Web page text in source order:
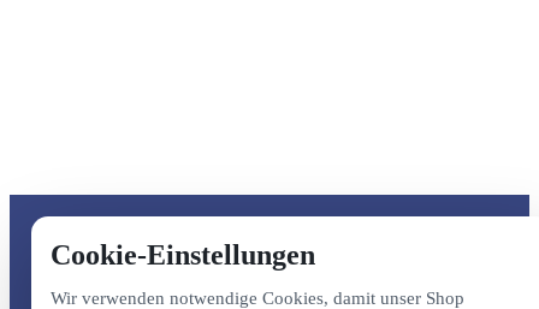
Cookie-Einstellungen
Wir verwenden notwendige Cookies, damit unser Shop